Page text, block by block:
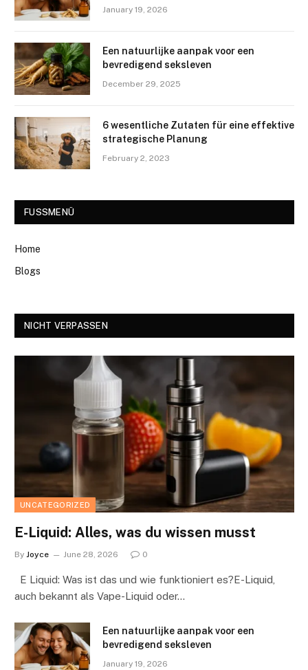
January 19, 2026
Een natuurlijke aanpak voor een
bevredigend seksleven
December 29, 2025
6 wesentliche Zutaten für eine effektive
strategische Planung
February 2, 2023
FUSSMENÜ
Home
Blogs
NICHT VERPASSEN
UNCATEGORIZED
E-Liquid: Alles, was du wissen musst
By Joyce June 28, 2026 0
E Liquid: Was ist das und wie funktioniert es?E-Liquid,
auch bekannt als Vape-Liquid oder…
Een natuurlijke aanpak voor een
bevredigend seksleven
January 19, 2026